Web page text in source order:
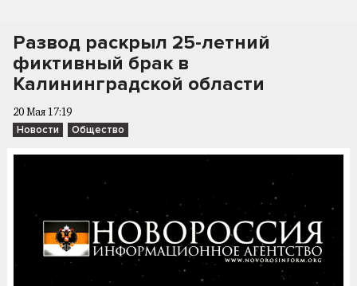
Развод раскрыл 25-летний
фиктивный брак в
Калининградской области
20 Мая 17:19
Новости Общество